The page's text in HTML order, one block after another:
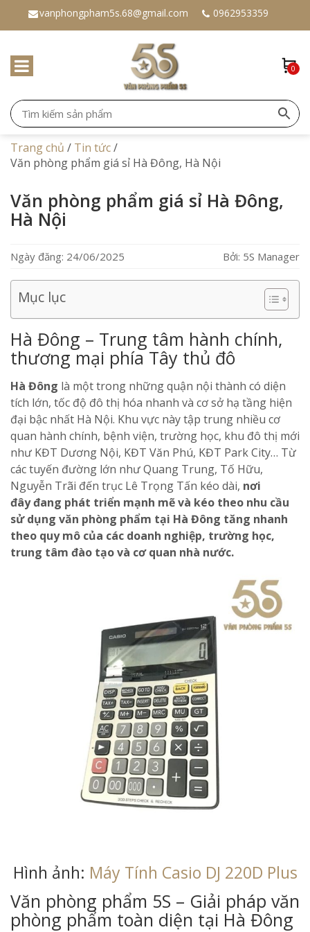
vanphongpham5s.68@gmail.com 0962953359
0
Trang chủ / Tin tức/
Văn phòng phẩm giá sỉ Hà Đông, Hà Nội
Văn phòng phẩm giá sỉ Hà Đông,
Hà Nội
Ngày đăng: 24/06/2025 Bởi: 5S Manager
Mục lục
Hà Đông – Trung tâm hành chính,
thương mại phía Tây thủ đô
Hà Đông là một trong những quận nội thành có diện
tích lớn, tốc độ đô thị hóa nhanh và cơ sở hạ tầng hiện
đại bậc nhất Hà Nội. Khu vực này tập trung nhiều cơ
quan hành chính, bệnh viện, trường học, khu đô thị mới
như KĐT Dương Nội, KĐT Văn Phú, KĐT Park City… Từ
các tuyến đường lớn như Quang Trung, Tố Hữu,
Nguyễn Trãi đến trục Lê Trọng Tấn kéo dài, nơi
đây đang phát triển mạnh mẽ và kéo theo nhu cầu
sử dụng văn phòng phẩm tại Hà Đông tăng nhanh
theo quy mô của các doanh nghiệp, trường học,
trung tâm đào tạo và cơ quan nhà nước.
Hình ảnh: Máy Tính Casio DJ 220D Plus
Văn phòng phẩm 5S – Giải pháp văn
phòng phẩm toàn diện tại Hà Đông